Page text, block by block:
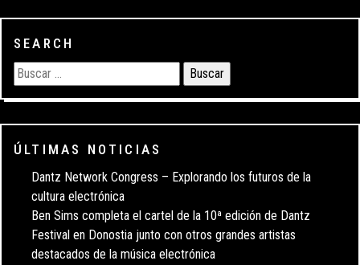
SEARCH
ÚLTIMAS NOTICIAS
Dantz Network Congress – Explorando los futuros de la
cultura electrónica
Ben Sims completa el cartel de la 10ª edición de Dantz
Festival en Donostia junto con otros grandes artistas
destacados de la música electrónica